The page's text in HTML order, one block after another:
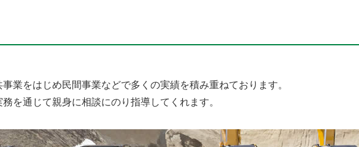
業をはじめ民間事業などで多くの実績を積み重ねております。
を通じて親身に相談にのり指導してくれます。